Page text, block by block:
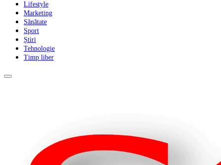
Lifestyle
Marketing
Sănătate
Sport
Știri
Tehnologie
Timp liber